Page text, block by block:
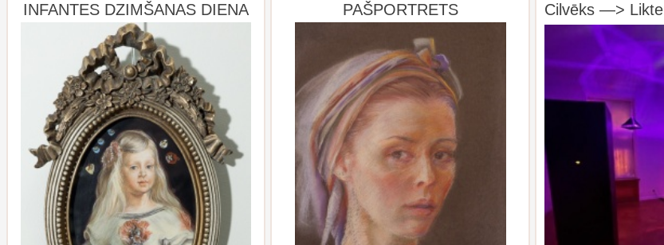
INFANTES DZIMŠANAS DIENA PAŠPORTRETS